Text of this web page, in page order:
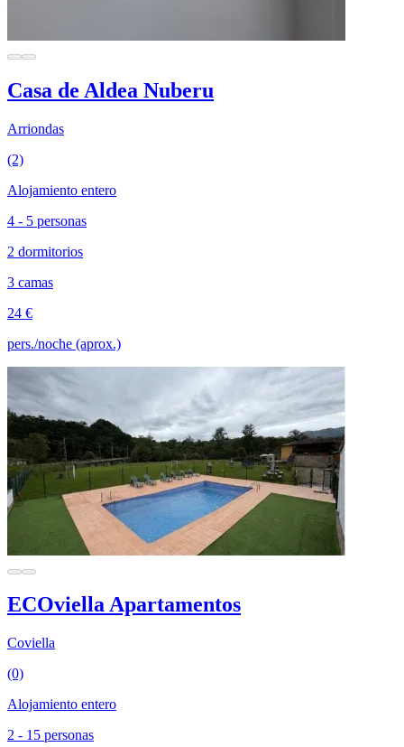
Casa de Aldea Nuberu
Arriondas
(2)
Alojamiento entero
4 - 5 personas
2 dormitorios
3 camas
24 €
pers./noche (aprox.)
ECOviella Apartamentos
Coviella
(0)
Alojamiento entero
2 - 15 personas